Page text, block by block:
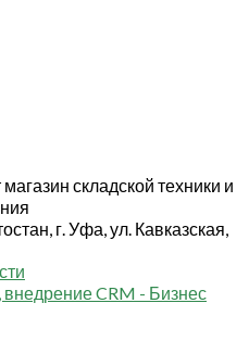
складской техники и
г. Уфа, ул. Кавказская,
CRM - Бизнес